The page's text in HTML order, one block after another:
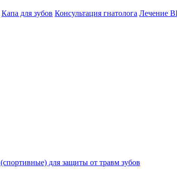
Капа для зубов Консультация гнатолога Лечение
для защиты от травм зубов